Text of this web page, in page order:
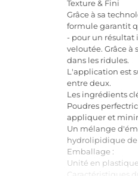
Texture & Fini
Grâce à sa
formule garantit
- pour un résultat
veloutée. Grâce
dans les ridules.
L'application est
entre deux.
Les ingrédients
Poudres
appliquer et
Un mélange
hydrolipidique de
Emballage :
Unité en